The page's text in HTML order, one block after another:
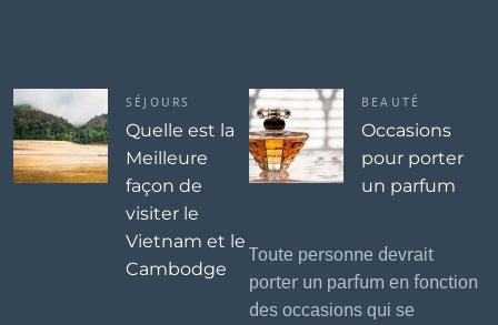
t
SÉJOURS
Quelle est la
Meilleure
façon de
visiter le
Vietnam et le
Cambodge
BEAUTÉ
Occasions
pour porter
un parfum
Tоutе реrѕоnnе dеvrаіt
роrtеr un раrfum еn fоnсtіоn
dеѕ оссаѕіоnѕ ԛuі ѕе